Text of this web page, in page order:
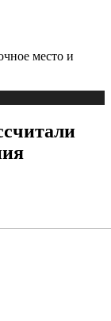
место и